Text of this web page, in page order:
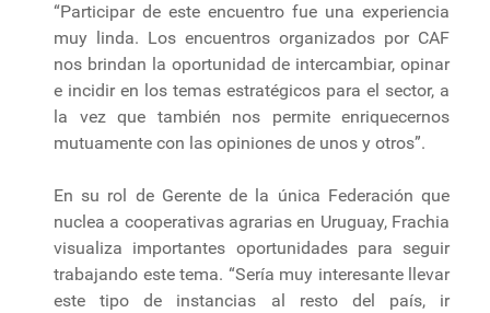
“Participar de este encuentro fue una experiencia
muy linda. Los encuentros organizados por CAF
nos brindan la oportunidad de intercambiar, opinar
e incidir en los temas estratégicos para el sector, a
la vez que también nos permite enriquecernos
mutuamente con las opiniones de unos y otros”.
En su rol de Gerente de la única Federación que
nuclea a cooperativas agrarias en Uruguay, Frachia
visualiza importantes oportunidades para seguir
trabajando este tema. “Sería muy interesante llevar
este tipo de instancias al resto del país, ir